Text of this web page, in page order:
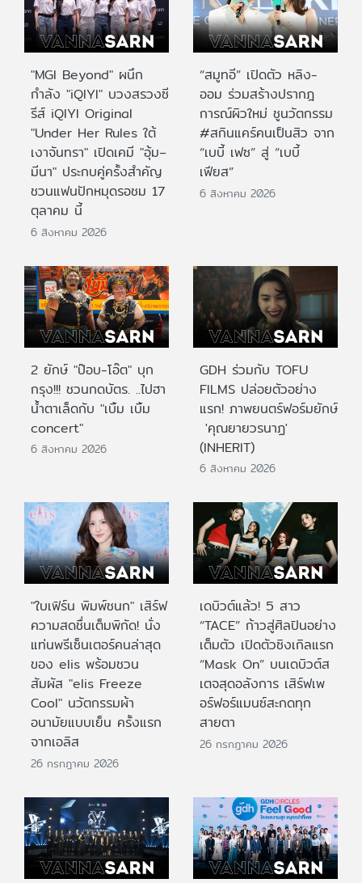
"MGI Beyond" ผนึก
กำลัง "iQIYI" บวงสรวงซี
รีส์ iQIYI Original
"Under Her Rules ใต้
เงาจันทรา" เปิดเคมี "อุ้ม–
มีนา" ประกบคู่ครั้งสำคัญ
ชวนแฟนปักหมุดรอชม 17
ตุลาคม นี้
6 สิงหาคม 2026
“สมูทอี” เปิดตัว หลิง-
ออม ร่วมสร้างปรากฎ
การณ์ผิวใหม่ ชูนวัตกรรม
#สกินแคร์คนเป็นสิว จาก
“เบบี้ เฟซ” สู่ “เบบี้
เฟียส”
6 สิงหาคม 2026
2 ยักษ์ "ป๊อบ-โอ๊ต" บุก
กรุง!!! ชวนกดบัตร. ..ไปฮา
น้ำตาเล็ดกับ "เบิ้ม เบิ้ม
concert"
6 สิงหาคม 2026
GDH ร่วมกับ TOFU
FILMS ปล่อยตัวอย่าง
แรก! ภาพยนตร์ฟอร์มยักษ์
'คุณยายวรนาฏ'
(INHERIT)
6 สิงหาคม 2026
"ใบเฟิร์น พิมพ์ชนก" เสิร์ฟ
ความสดชื่นเต็มพิกัด! นั่ง
แท่นพรีเซ็นเตอร์คนล่าสุด
ของ elis พร้อมชวน
สัมผัส "elis Freeze
Cool" นวัตกรรมผ้า
อนามัยแบบเย็น ครั้งแรก
จากเอลิส
26 กรกฎาคม 2026
เดบิวต์แล้ว! 5 สาว
“TACE” ก้าวสู่ศิลปินอย่าง
เต็มตัว เปิดตัวซิงเกิลแรก
“Mask On” บนเดบิวต์ส
เตจสุดอลังการ เสิร์ฟเพ
อร์ฟอร์แมนซ์สะกดทุก
สายตา
26 กรกฎาคม 2026